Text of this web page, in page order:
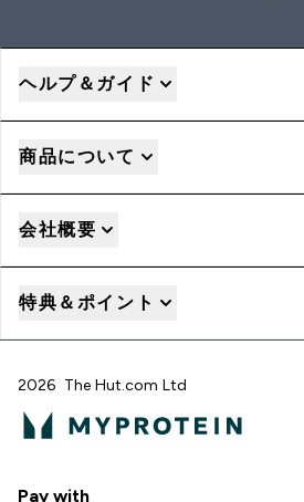
ヘルプ＆ガイド
商品について
会社概要
特典＆ポイント
2026 The Hut.com Ltd
Pay with